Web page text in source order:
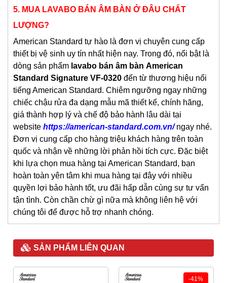
5. MUA LAVABO BÁN ÂM BÀN Ở ĐÂU CHẤT
LƯỢNG?
American Standard tự hào là đơn vị chuyên cung cấp
thiết bị vệ sinh uy tín nhất hiện nay. Trong đó, nổi bật là
dòng sản phẩm lavabo bán âm bàn American
Standard Signature VF-0320 đến từ thương hiệu nổi
tiếng American Standard. Chiêm ngưỡng ngay những
chiếc chậu rửa đa dạng mẫu mã thiết kế, chính hãng,
giá thành hợp lý và chế độ bảo hành lâu dài tại
website https://american-standard.com.vn/ngay nhé.
Đơn vị cung cấp cho hàng triệu khách hàng trên toàn
quốc và nhận về những lời phản hồi tích cực. Đặc biệt
khi lựa chọn mua hàng tại American Standard, bạn
hoàn toàn yên tâm khi mua hàng tại đây với nhiều
quyền lợi bảo hành tốt, ưu đãi hấp dẫn cùng sự tư vấn
tận tình. Còn chần chừ gì nữa mà không liên hệ với
chúng tôi để được hỗ trợ nhanh chóng.
SẢN PHẨM LIÊN QUAN
-41%